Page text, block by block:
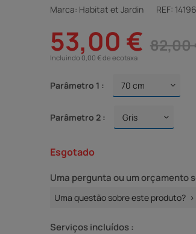
Marca: Habitat et Jardin REF:
53,00 € 82,00
Incluindo 0,00 € de ecotaxa
Parâmetro 1 :
Parâmetro 2 :
Esgotado
Uma pergunta ou um orçamento
Uma questão sobre este produto?
Serviços incluídos :